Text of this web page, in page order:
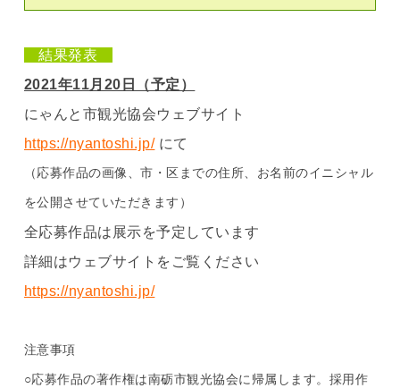
結果発表
2021年11月20日（予定）
にゃんと市観光協会ウェブサイト
https://nyantoshi.jp/にて
（応募作品の画像、市・区までの住所、お名前のイニシャル
を公開させていただきます）
全応募作品は展示を予定しています
詳細はウェブサイトをご覧ください
https://nyantoshi.jp/
注意事項
○応募作品の著作権は南砺市観光協会に帰属します。採用作